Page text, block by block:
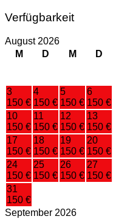
Verfügbarkeit
August 2026
M
D M D
3
150 €
4
150 €
5
150 €
6
150 €
10
150 €
11
150 €
12
150 €
13
150 €
17
150 €
18
150 €
19
150 €
20
150 €
24
150 €
25
150 €
26
150 €
27
150 €
31
150 €
September 2026